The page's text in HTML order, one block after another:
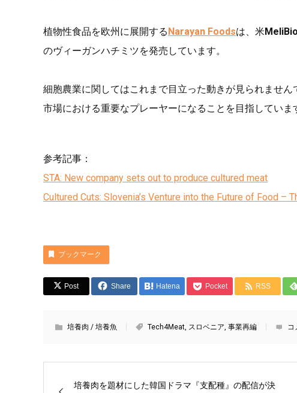
植物性食品を欧州に展開する Narayan Foodsは、米MeliBio
のヴィーガンハチミツを発売しています。
細胞農業に関してはこれまで目立った動きが見られませ
市場における重要なプレーヤーになることを目指していま
参考記事：
STA: New company sets out to produce cultured meat
Cultured Cuts: Slovenia’s Venture into the Future of Food –
ブックマーク
Post Share Hatena Pocket RSS
培養肉 / 培養魚 Tech4Meat, スロベニア, 事業再編 コ
培養肉を題材にした韓国ドラマ『支配種』の配信が決